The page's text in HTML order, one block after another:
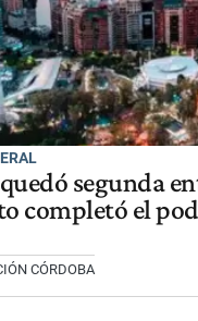
segunda
completó el
CÓRDOBA